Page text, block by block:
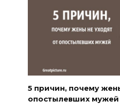
5 причин, почему
опостылевших мужей